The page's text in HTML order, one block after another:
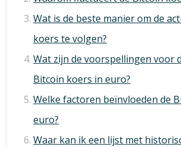
Wat is de beste manier om de
koers te volgen?
Wat zijn de voorspellingen voor
Bitcoin koers in euro?
Welke factoren beïnvloeden de
euro?
Waar kan ik een lijst met